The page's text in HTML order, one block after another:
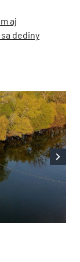
aj
dediny